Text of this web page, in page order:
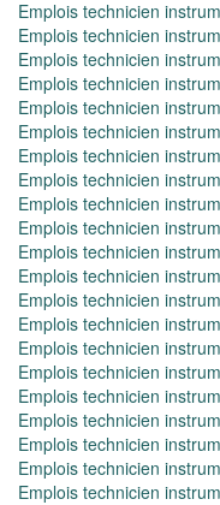
Emplois technicien
Emplois technicien
Emplois technicien
Emplois technicien
Emplois technicien
Emplois technicien
Emplois technicien
Emplois technicien
Emplois technicien
Emplois technicien
Emplois technicien
Emplois technicien
Emplois technicien
Emplois technicien
Emplois technicien
Emplois technicien
Emplois technicien
Emplois technicien
Emplois technicien
Emplois technicien
Emplois technicien